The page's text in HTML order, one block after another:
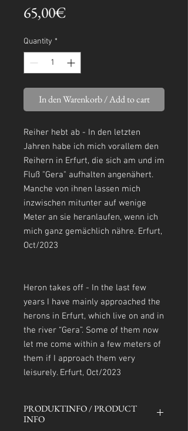
65,00€Price
Quantity *
In den Warenkorb / Add to cart
Reiher hebt ab - In den letzten
Jahren habe ich mich vorallem den
Reihern in Erfurt, die sich am und im
Fluß "Gera" aufhalten angenähert.
Manche von ihnen lassen mich
inzwischen mitunter auf wenige
Meter an sie heranlaufen, wenn ich
mich ganz gemächlich nähre. Erfurt,
Oct/2023
Heron takes off - In the last few
years I have mainly approached the
herons in Erfurt, which live on and in
the river “Gera”. Some of them now
let me come within a few meters of
them if I approach them very
leisurely. Erfurt, Oct/2023
PRODUKTINFO / PRODUCT
INFO